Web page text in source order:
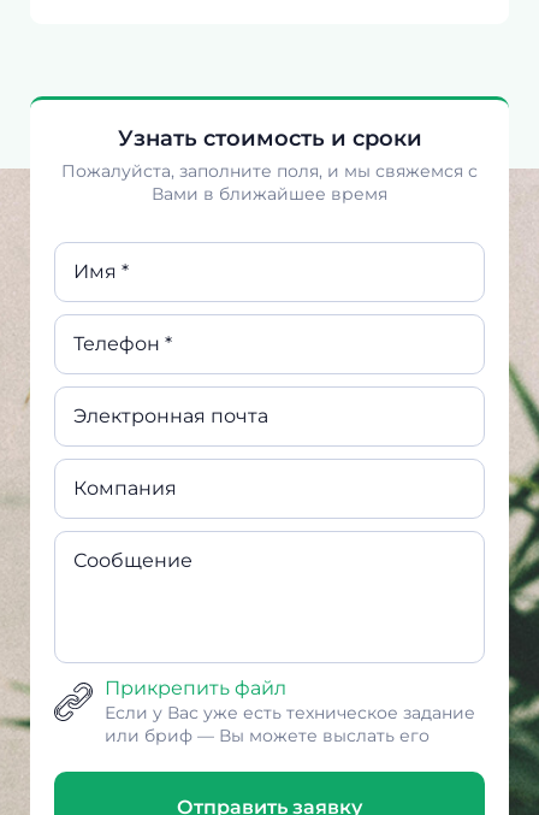
Узнать стоимость и сроки
Пожалуйста, заполните поля, и мы свяжемся с
Вами в ближайшее время
Имя *
Телефон *
Электронная почта
Компания
Сообщение
Прикрепить файл
Если у Вас уже есть техническое задание
или бриф — Вы можете выслать его
Отправить заявку